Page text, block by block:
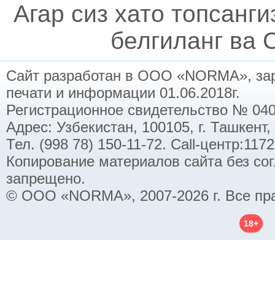
Агар сиз хато
белгиланг ва
Сайт разработан в ООО «NORMA»,
печати и информации 01.06.2018г.
Регистрационное свидетельство №
Адрес: Узбекистан, 100105, г.
Тел. (998 78) 150-11-72. Call-
Копирование материалов сайта без
запрещено.
© ООО «NORMA», 2007-2026 г. Все
18+